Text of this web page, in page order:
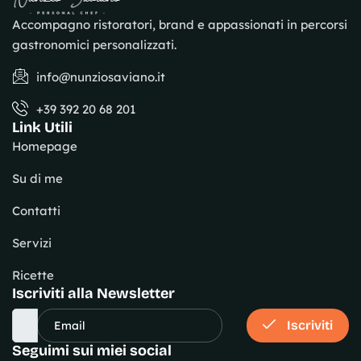
Accompagno ristoratori, brand e appassionati in percorsi
gastronomici personalizzati.
info@nunziosaviano.it
+39 392 20 68 201
Link Utili
Homepage
Su di me
Contatti
Servizi
Ricette
Iscriviti alla Newsletter
Iscriviti
Seguimi sui miei social